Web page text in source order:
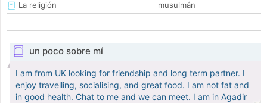
La religión
musulmán
un poco sobre mí
I am from UK looking for friendship and long term partner. I
enjoy travelling, socialising, and great food. I am not fat and
in good health. Chat to me and we can meet. I am in Agadir